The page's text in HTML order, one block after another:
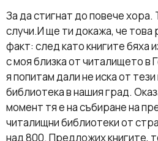
За да стигнат до повече хора.
случи.И ще ти докажа, че това
факт: след като книгите бяха
с моя близка от читалището в
я попитам дали не иска от
библиотека в нашия град.
момент тя е на събиране на
читалищни библиотеки от
над 800. Предложих книгите,